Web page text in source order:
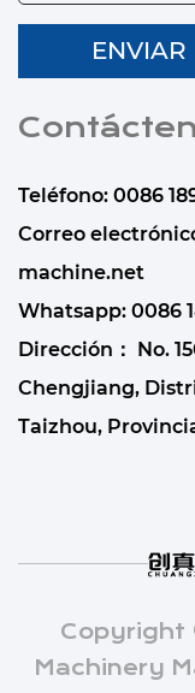
Teléfono: 0086
Correo
machine.net
Whatsapp: 0086
Dirección： No.
Chengjiang,
Taizhou,
Copyright
Machinery